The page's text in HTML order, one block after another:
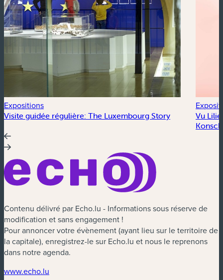
Expositions
Visite guidée régulière: The Luxembourg Story
Vu
Contenu délivré par Echo.lu - Informations sous réserve de
modification et sans engagement !
Pour annoncer votre évènement (ayant lieu sur le territoire de
la capitale), enregistrez-le sur Echo.lu et nous le reprenons
dans notre agenda.
www.echo.lu